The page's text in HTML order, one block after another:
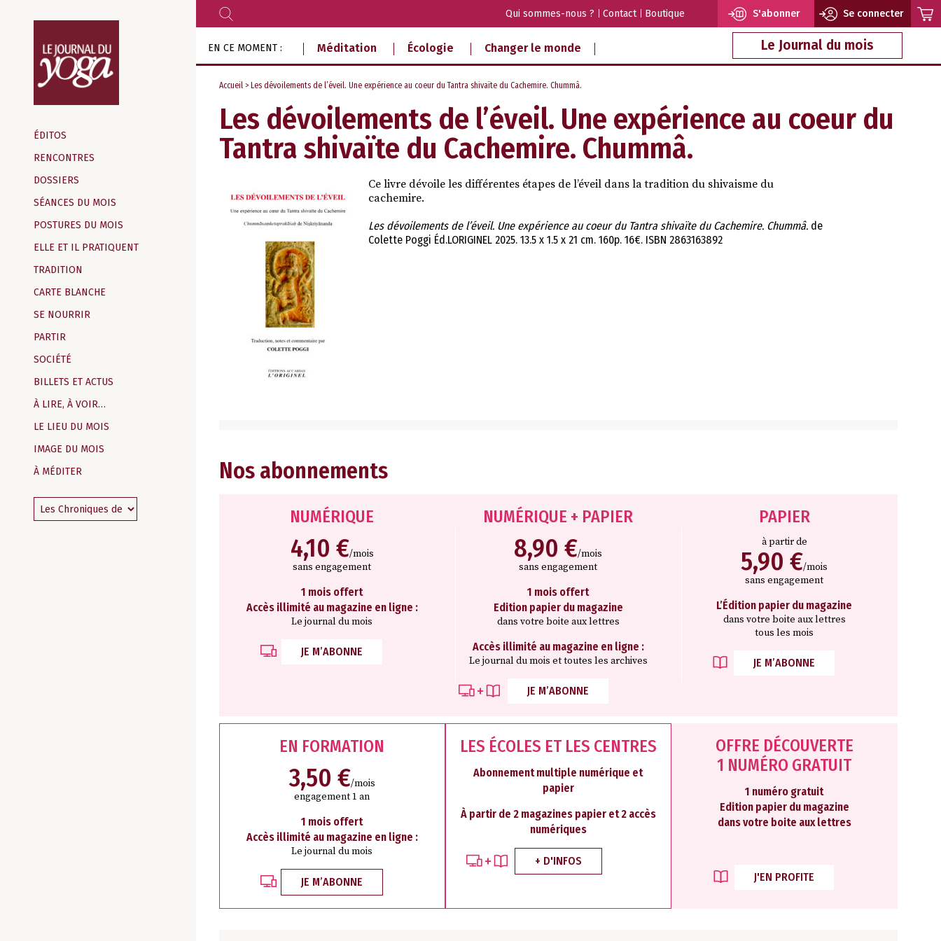
d‘information
indépendant
ÉDITOS
RENCONTRES
DOSSIERS
SÉANCES DU MOIS
POSTURES DU MOIS
ELLE ET IL PRATIQUENT
TRADITION
CARTE BLANCHE
SE NOURRIR
PARTIR
SOCIÉTÉ
BILLETS ET ACTUS
À LIRE, À VOIR…
LE LIEU DU MOIS
IMAGE DU MOIS
À MÉDITER
RECHERCHER Qui sommes-nous ? Contact Boutique S'abonner Se connecter
EN CE MOMENT : Méditation Écologie Changer le monde Le Journal du mois
Accueil > Les dévoilements de l’éveil. Une expérience au coeur du Tantra shivaïte du Cachemire. Chummâ.
Les dévoilements de l’éveil. Une expérience au coeur du
Tantra shivaïte du Cachemire. Chummâ.
Ce livre dévoile les différentes étapes de l’éveil dans la tradition du shivaisme du
cachemire.
Les dévoilements de l’éveil. Une expérience au coeur du Tantra shivaïte du Cachemire. Chummâ. de
Colette Poggi Éd.LORIGINEL 2025. 13.5 x 1.5 x 21 cm. 160p. 16€. ISBN 2863163892
Nos abonnements
NUMÉRIQUE
4,10 €/mois
sans engagement
1 mois offert
Accès illimité au magazine en ligne :
Le journal du mois
JE M’ABONNE
NUMÉRIQUE + PAPIER
8,90 €/mois
sans engagement
1 mois offert
Edition papier du magazine
dans votre boite aux lettres
Accès illimité au magazine en ligne :
Le journal du mois et toutes les archives
JE M’ABONNE
PAPIER
à partir de
5,90 €/mois
sans engagement
L’Édition papier du magazine
dans votre boite aux lettres
tous les mois
JE M’ABONNE
EN FORMATION
3,50 €/mois
engagement 1 an
1 mois offert
Accès illimité au magazine en ligne :
Le journal du mois
JE M’ABONNE
LES ÉCOLES ET LES CENTRES
Abonnement multiple numérique et
papier
À partir de 2 magazines papier et 2 accès
numériques
+ D'INFOS
OFFRE DÉCOUVERTE
1 NUMÉRO GRATUIT
1 numéro gratuit
Edition papier du magazine
dans votre boite aux lettres
J'EN PROFITE